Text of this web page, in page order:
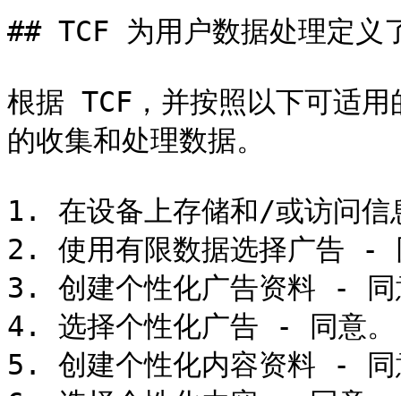
## TCF 为用户数据处理定义
根据 TCF，并按照以下可适
的收集和处理数据。
1. 在设备上存储和/或访问
2. 使用有限数据选择广告 -
3. 创建个性化广告资料 - 同
4. 选择个性化广告 - 同意。
5. 创建个性化内容资料 - 同